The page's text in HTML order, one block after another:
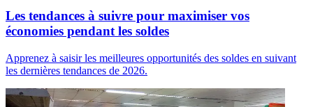
Les tendances à suivre pour maximiser vos
économies pendant les soldes
Apprenez à saisir les meilleures opportunités des soldes en suivant
les dernières tendances de 2026.